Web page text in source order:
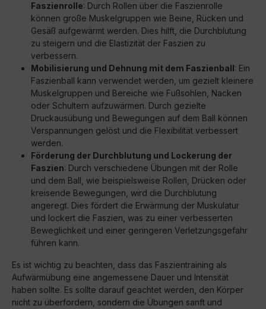
Faszienrolle: Durch Rollen über die Faszienrolle
können große Muskelgruppen wie Beine, Rücken und
Gesäß aufgewärmt werden. Dies hilft, die Durchblutung
zu steigern und die Elastizität der Faszien zu
verbessern.
Mobilisierung und Dehnung mit dem Faszienball: Ein
Faszienball kann verwendet werden, um gezielt kleinere
Muskelgruppen und Bereiche wie Fußsohlen, Nacken
oder Schultern aufzuwärmen. Durch gezielte
Druckausübung und Bewegungen auf dem Ball können
Verspannungen gelöst und die Flexibilität verbessert
werden.
Förderung der Durchblutung und Lockerung der
Faszien: Durch verschiedene Übungen mit der Rolle
und dem Ball, wie beispielsweise Rollen, Drücken oder
kreisende Bewegungen, wird die Durchblutung
angeregt. Dies fördert die Erwärmung der Muskulatur
und lockert die Faszien, was zu einer verbesserten
Beweglichkeit und einer geringeren Verletzungsgefahr
führen kann.
Es ist wichtig zu beachten, dass das Faszientraining als
Aufwärmübung eine angemessene Dauer und Intensität
haben sollte. Es sollte darauf geachtet werden, den Körper
nicht zu überfordern, sondern die Übungen sanft und